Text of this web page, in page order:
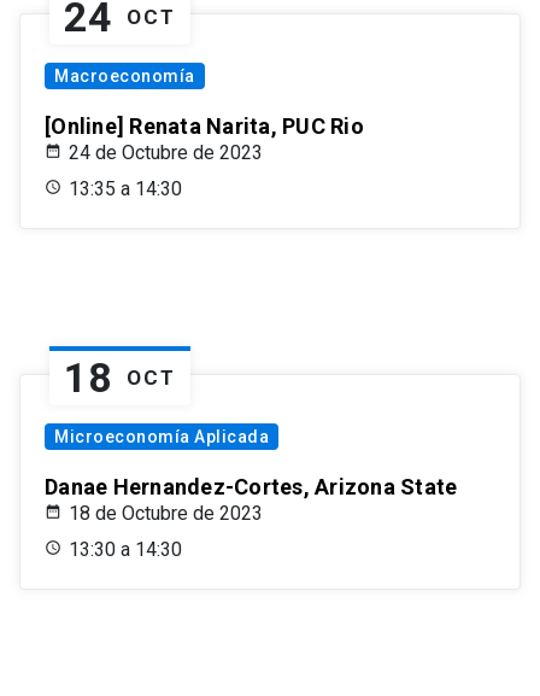
24 OCT
Macroeconomía
[Online] Renata Narita, PUC Rio
24 de Octubre de 2023
13:35 a 14:30
18 OCT
Microeconomía Aplicada
Danae Hernandez-Cortes, Arizona State
18 de Octubre de 2023
13:30 a 14:30